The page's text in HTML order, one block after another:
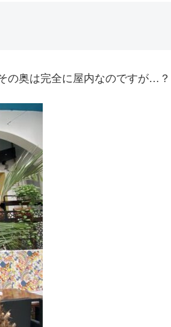
の奥は完全に屋内なのですが…？